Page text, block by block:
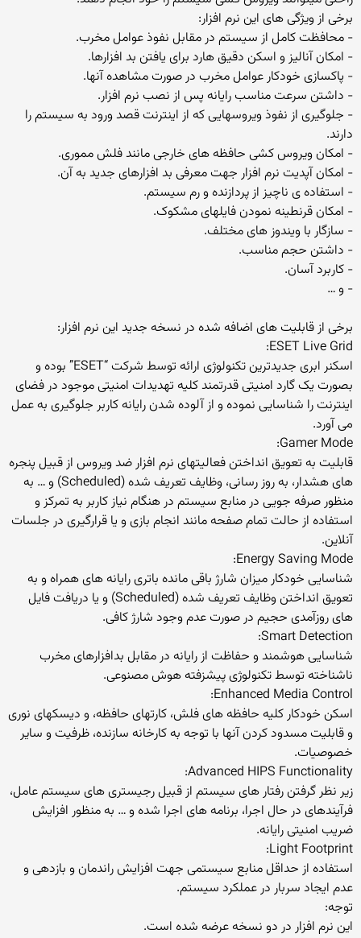
برخی از ویژگی های این نرم افزار:
- محافظت کامل از سیستم در مقابل نفوذ عوامل مخرب.
- امکان آنالیز و اسکن دقیق هارد برای یافتن بد افزارها.
- پاکسازی خودکار عوامل مخرب در صورت مشاهده آنها.
- داشتن سرعت مناسب رایانه پس از نصب نرم افزار.
- جلوگیری از نفوذ ویروسهایی که از اینترنت قصد ورود به سیستم را
دارند.
- امکان ویروس کشی حافظه های خارجی مانند فلش مموری.
- امکان آپدیت نرم افزار جهت معرفی بد افزارهای جدید به آن.
- استفاده ی ناچیز از پردازنده و رم سیستم.
- امکان قرنطینه نمودن فایلهای مشکوک.
- سازگار با ویندوز های مختلف.
- داشتن حجم مناسب.
- کاربرد آسان.
- و …
برخی از قابلیت های اضافه شده در نسخه جدید این نرم افزار:
ESET Live Grid:
اسکنر ابری جدیدترین تکنولوژی ارائه توسط شرکت “ESET” بوده و
بصورت یک گارد امنیتی قدرتمند کلیه تهدیدات امنیتی موجود در فضای
اینترنت را شناسایی نموده و از آلوده شدن رایانه کاربر جلوگیری به عمل
می آورد.
Gamer Mode:
قابلیت به تعویق انداختن فعالیتهای نرم افزار ضد ویروس از قبیل پنجره
های هشدار، به روز رسانی، وظایف تعریف شده (Scheduled) و … به
منظور صرفه جویی در منابع سیستم در هنگام نیاز کاربر به تمرکز و
استفاده از حالت تمام صفحه مانند انجام بازی و یا قرارگیری در جلسات
آنلاین.
Energy Saving Mode:
شناسایی خودکار میزان شارژ باقی مانده باتری رایانه های همراه و به
تعویق انداختن وظایف تعریف شده (Scheduled) و یا دریافت فایل
های روزآمدی حجیم در صورت عدم وجود شارژ کافی.
Smart Detection:
شناسایی هوشمند و حفاظت از رایانه در مقابل بدافزارهای مخرب
ناشناخته توسط تکنولوژی پیشزفته هوش مصنوعی.
Enhanced Media Control:
اسکن خودکار کلیه حافظه های فلش، کارتهای حافظه، و دیسکهای نوری
و قابلیت مسدود کردن آنها با توجه به کارخانه سازنده، ظرفیت و سایر
خصوصیات.
Advanced HIPS Functionality:
زیر نظر گرفتن رفتار های سیستم از قبیل رجیستری های سیستم عامل،
فرآیندهای در حال اجرا، برنامه های اجرا شده و … به منظور افزایش
ضریب امنیتی رایانه.
Light Footprint:
استفاده از حداقل منابع سیستمی جهت افزایش راندمان و بازدهی و
عدم ایجاد سربار در عملکرد سیستم.
توجه:
این نرم افزار در دو نسخه عرضه شده است.